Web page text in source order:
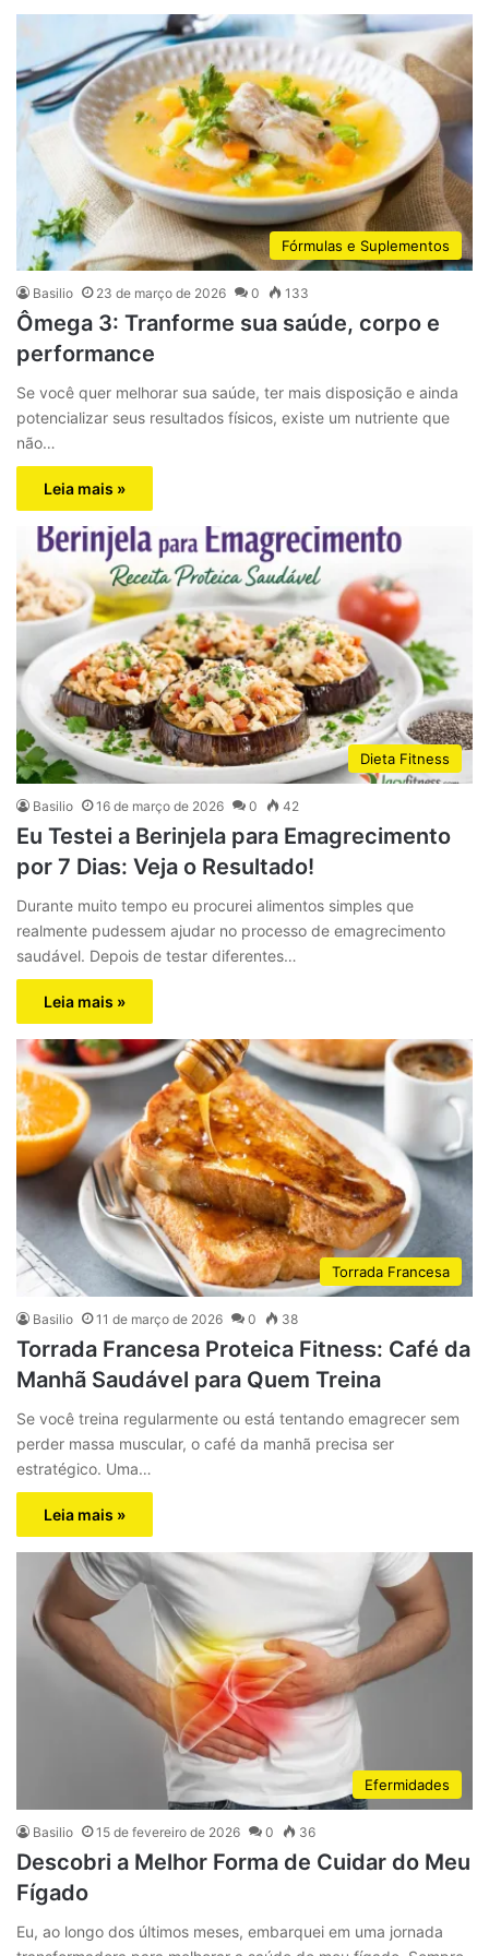
Fórmulas e Suplementos
Basilio 23 de março de 2026 0 133
Ômega 3: Tranforme sua saúde, corpo e
performance
Se você quer melhorar sua saúde, ter mais disposição e ainda
potencializar seus resultados físicos, existe um nutriente que
não…
Leia mais »
Dieta Fitness
Basilio 16 de março de 2026 0 42
Eu Testei a Berinjela para Emagrecimento
por 7 Dias: Veja o Resultado!
Durante muito tempo eu procurei alimentos simples que
realmente pudessem ajudar no processo de emagrecimento
saudável. Depois de testar diferentes…
Leia mais »
Torrada Francesa
Basilio 11 de março de 2026 0 38
Torrada Francesa Proteica Fitness: Café da
Manhã Saudável para Quem Treina
Se você treina regularmente ou está tentando emagrecer sem
perder massa muscular, o café da manhã precisa ser
estratégico. Uma…
Leia mais »
Efermidades
Basilio 15 de fevereiro de 2026 0 36
Descobri a Melhor Forma de Cuidar do Meu
Fígado
Eu, ao longo dos últimos meses, embarquei em uma jornada